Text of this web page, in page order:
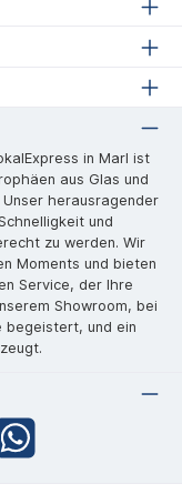
in Marl ist
aus Glas und
Unser herausragender
und
zu werden. Wir
Moments und bieten
Service, der Ihre
Showroom, bei
begeistert, und ein